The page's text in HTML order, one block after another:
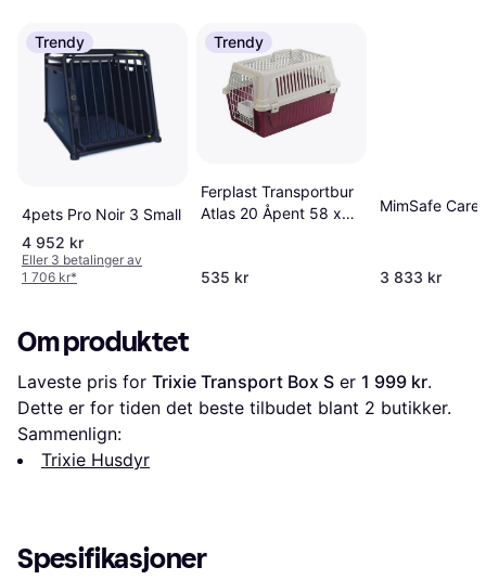
Trendy
4pets Pro Noir 3 Small
4 952 kr
Eller 3 betalinger av
1 706 kr*
Trendy
Ferplast Transportbur
Atlas 20 Åpent 58 x
535 kr
MimSafe
3 833 kr
Om produktet
Laveste pris for Trixie Transport Box S er 1 999 kr.
Dette er for tiden det beste tilbudet blant 2 butikker.
Sammenlign:
Trixie Husdyr
Spesifikasjoner